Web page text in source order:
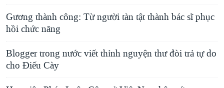
Gương thành công: Từ người tàn tật thành bác sĩ phục
hồi chức năng
Blogger trong nước viết thỉnh nguyện thư đòi trả tự do
cho Điếu Cày